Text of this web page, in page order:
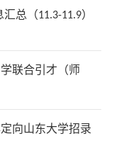
总（11.3-11.9）
联合引才（师
向山东大学招录